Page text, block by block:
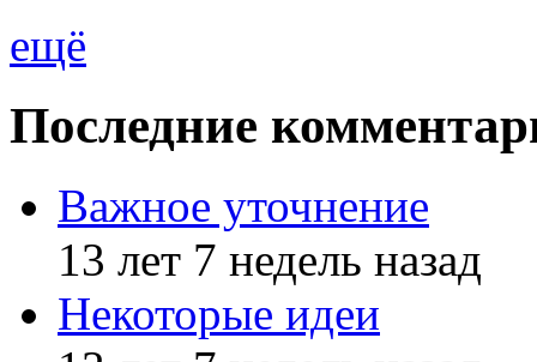
ещё
Последние
Важное уточнение
13 лет 7 недель назад
Некоторые идеи